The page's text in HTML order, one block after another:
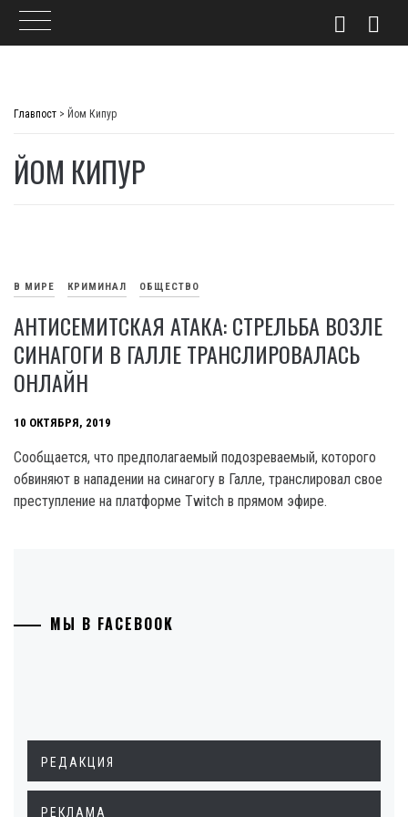
Главпост > Йом Кипур
ЙОМ КИПУР
В МИРЕ КРИМИНАЛ ОБЩЕСТВО
АНТИСЕМИТСКАЯ АТАКА: СТРЕЛЬБА ВОЗЛЕ
СИНАГОГИ В ГАЛЛЕ ТРАНСЛИРОВАЛАСЬ
ОНЛАЙН
10 ОКТЯБРЯ, 2019
Сообщается, что предполагаемый подозреваемый, которого
обвиняют в нападении на синагогу в Галле, транслировал свое
преступление на платформе Twitch в прямом эфире.
МЫ В FACEBOOK
РЕДАКЦИЯ
РЕКЛАМА